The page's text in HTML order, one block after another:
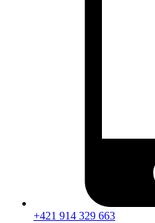
+421 914 329 663